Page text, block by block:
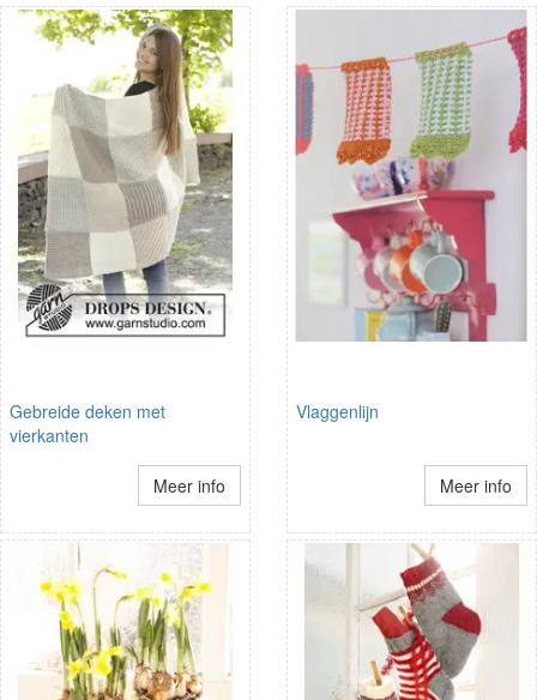
Gebreide deken met
vierkanten
Meer info
Vlaggenlijn
Meer info